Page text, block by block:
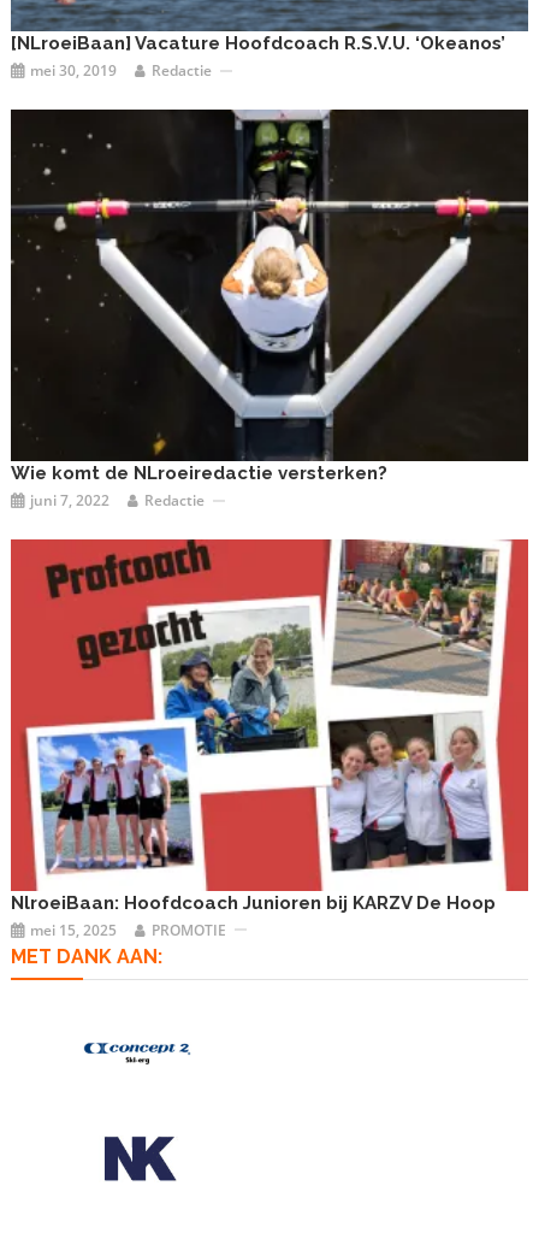
[NLroeiBaan] Vacature Hoofdcoach R.S.V.U. ‘Okeanos’
mei 30, 2019 Redactie
Wie komt de NLroeiredactie versterken?
juni 7, 2022 Redactie
NlroeiBaan: Hoofdcoach Junioren bij KARZV De Hoop
mei 15, 2025 PROMOTIE
MET DANK AAN: